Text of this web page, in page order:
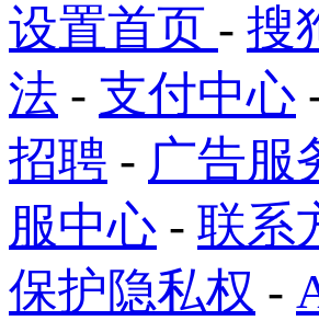
设置首页 - 搜
法 - 支付中心
招聘 - 广告服
服中心 - 联系
保护隐私权 -